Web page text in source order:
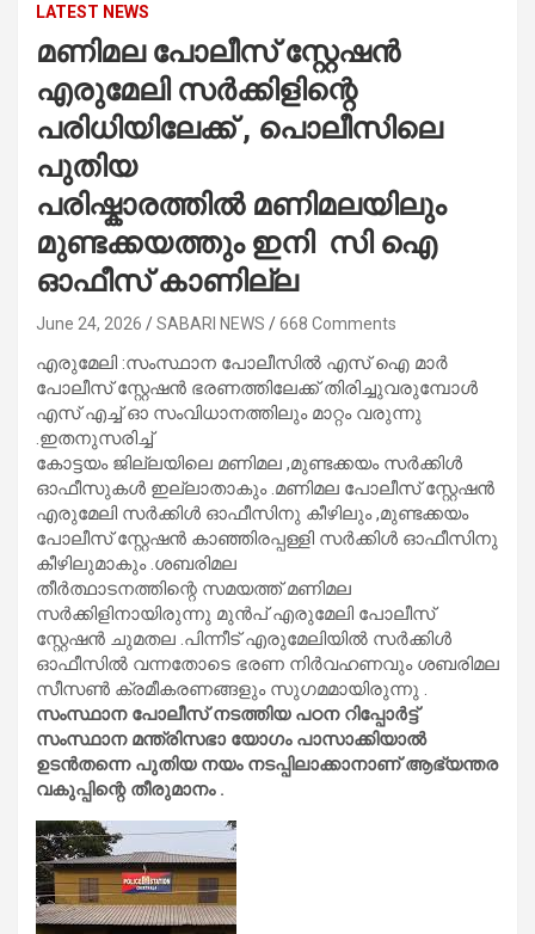
LATEST NEWS
മണിമല പോലീസ് സ്റ്റേഷൻ
എരുമേലി സർക്കിളിന്റെ
പരിധിയിലേക്ക് , പൊലീസിലെ
പുതിയ
പരിഷ്കാരത്തിൽ മണിമലയിലും
മുണ്ടക്കയത്തും ഇനി സി ഐ
ഓഫീസ് കാണില്ല
June 24, 2026 SABARI NEWS 668 Comments
എരുമേലി :സംസ്ഥാന പോലീസിൽ എസ് ഐ മാർ
പോലീസ് സ്റ്റേഷൻ ഭരണത്തിലേക്ക് തിരിച്ചുവരുമ്പോൾ
എസ് എച്ച് ഓ സംവിധാനത്തിലും മാറ്റം വരുന്നു
.ഇതനുസരിച്ച്
കോട്ടയം ജില്ലയിലെ മണിമല ,മുണ്ടക്കയം സർക്കിൾ
ഓഫീസുകൾ ഇല്ലാതാകും .മണിമല പോലീസ് സ്റ്റേഷൻ
എരുമേലി സർക്കിൾ ഓഫീസിനു കീഴിലും ,മുണ്ടക്കയം
പോലീസ് സ്റ്റേഷൻ കാഞ്ഞിരപ്പള്ളി സർക്കിൾ ഓഫീസിനു
കീഴിലുമാകും .ശബരിമല
തീർത്ഥാടനത്തിന്റെ സമയത്ത് മണിമല
സർക്കിളിനായിരുന്നു മുൻപ് എരുമേലി പോലീസ്
സ്റ്റേഷൻ ചുമതല .പിന്നീട് എരുമേലിയിൽ സർക്കിൾ
ഓഫീസിൽ വന്നതോടെ ഭരണ നിർവഹണവും ശബരിമല
സീസൺ ക്രമീകരണങ്ങളും സുഗമമായിരുന്നു .
സംസ്ഥാന പോലീസ് നടത്തിയ പഠന റിപ്പോർട്ട്
സംസ്ഥാന മന്ത്രിസഭാ യോഗം പാസാക്കിയാൽ
ഉടൻതന്നെ പുതിയ നയം നടപ്പിലാക്കാനാണ് ആഭ്യന്തര
വകുപ്പിന്റെ തീരുമാനം .